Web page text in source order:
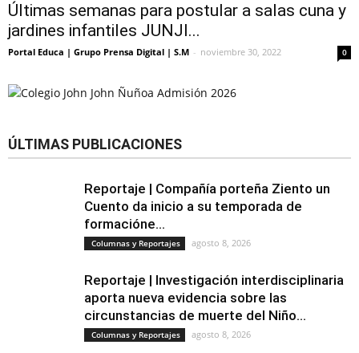
Últimas semanas para postular a salas cuna y
jardines infantiles JUNJI...
Portal Educa | Grupo Prensa Digital | S.M - noviembre 30, 2022 0
ÚLTIMAS PUBLICACIONES
Reportaje | Compañía porteña Ziento un
Cuento da inicio a su temporada de
formacióne...
Columnas y Reportajes agosto 8, 2026
Reportaje | Investigación interdisciplinaria
aporta nueva evidencia sobre las
circunstancias de muerte del Niño...
Columnas y Reportajes agosto 8, 2026